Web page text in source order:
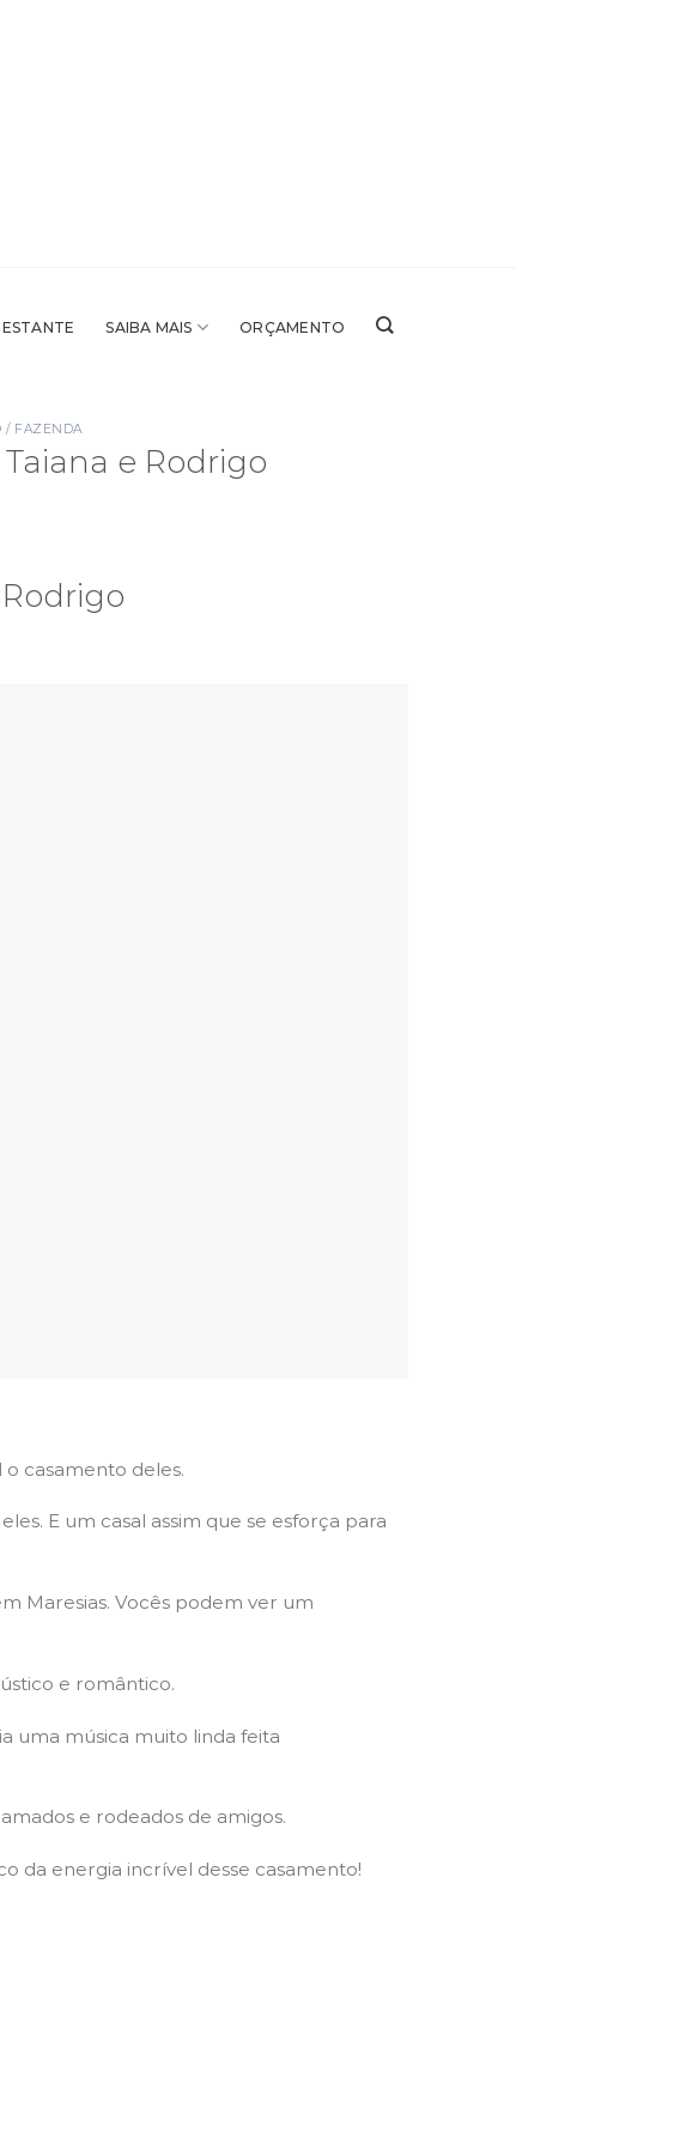
SAIBA MAIS ORÇAMENTO
/ FAZENDA
e Rodrigo
casamento deles.
E um casal assim que se esforça para
Maresias. Vocês podem ver um
e romântico.
uma música muito linda feita
e rodeados de amigos.
da energia incrível desse casamento!